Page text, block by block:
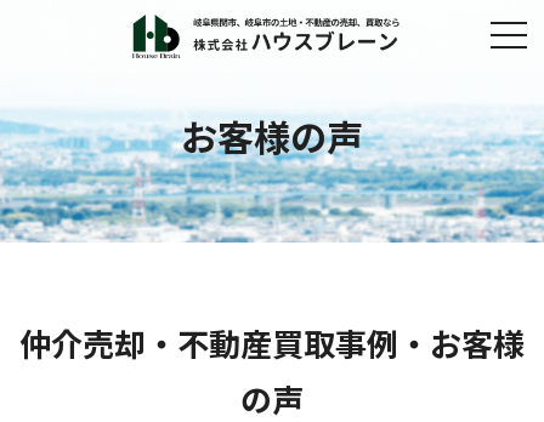
お客様の声
仲介売却・不動産買取事例・お客様
の声